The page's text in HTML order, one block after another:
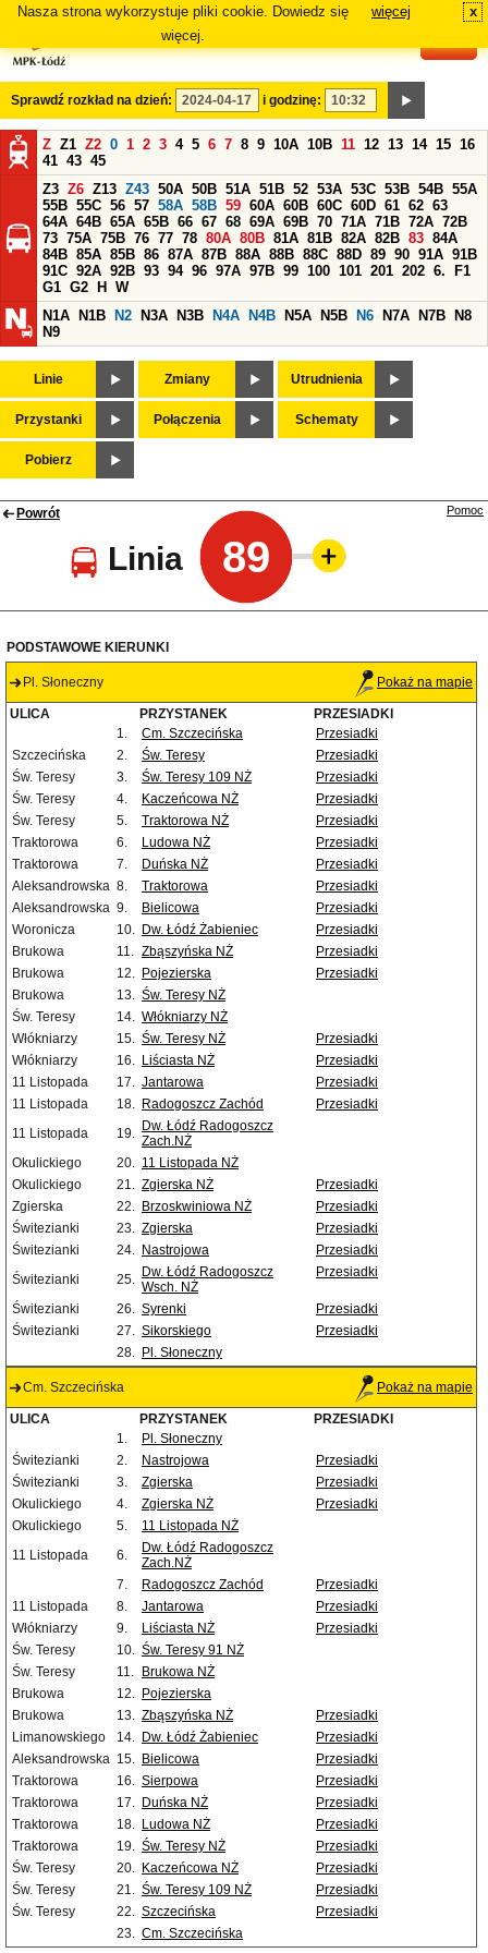
Nasza strona wykorzystuje pliki cookie. Dowiedz się
więcej.
więcej x
Sprawdź rozkład na dzień: i godzinę:
Z Z1 Z2 0 1 2 3 4 5 6 7 8 9 10A 10B 11 12 13 14 15 16
41 43 45
Z3 Z6 Z13 Z43 50A 50B 51A 51B 52 53A 53C 53B 54B 55A
55B 55C 56 57 58A 58B 59 60A 60B 60C 60D 61 62 63
64A 64B 65A 65B 66 67 68 69A 69B 70 71A 71B 72A 72B
73 75A 75B 76 77 78 80A 80B 81A 81B 82A 82B 83 84A
84B 85A 85B 86 87A 87B 88A 88B 88C 88D 89 90 91A 91B
91C 92A 92B 93 94 96 97A 97B 99 100 101 201 202 6.
F1
G1 G2 H
W
N1A
N1B N2 N3A N3B N4A N4B N5A N5B N6 N7A N7B
N8
N9
Linie Zmiany Utrudnienia
Przystanki Połączenia Schematy
Pobierz
Powrót
Linia 89
Pomoc
PODSTAWOWE KIERUNKI
Pl. Słoneczny Pokaż na mapie
ULICA PRZYSTANEK
PRZESIADKI
1.
Cm. Szczecińska
Przesiadki
Szczecińska
2. Św. Teresy
Przesiadki
Św. Teresy
3. Św. Teresy 109 NŻ
Przesiadki
Św. Teresy
4. Kaczeńcowa NŻ
Przesiadki
Św. Teresy
5. Traktorowa NŻ
Przesiadki
Traktorowa
6. Ludowa NŻ
Przesiadki
Traktorowa
7. Duńska NŻ
Przesiadki
Aleksandrowska 8. Traktorowa
Przesiadki
Aleksandrowska 9. Bielicowa
Przesiadki
Woronicza
10. Dw. Łódź Żabieniec
Przesiadki
Brukowa
11. Zbąszyńska NŻ
Przesiadki
Brukowa
12. Pojezierska
Przesiadki
Brukowa
13. Św. Teresy NŻ
Św. Teresy
14. Włókniarzy NŻ
Włókniarzy
15. Św. Teresy NŻ
Przesiadki
Włókniarzy
16. Liściasta NŻ
Przesiadki
11 Listopada
17. Jantarowa
Przesiadki
11 Listopada
18. Radogoszcz Zachód
Przesiadki
11 Listopada
19. Dw. Łódź Radogoszcz
Zach.NŻ
Okulickiego
20. 11 Listopada NŻ
Okulickiego
21. Zgierska NŻ
Przesiadki
Zgierska
22. Brzoskwiniowa NŻ
Przesiadki
Świtezianki
23. Zgierska
Przesiadki
Świtezianki
24. Nastrojowa
Przesiadki
Świtezianki
25. Dw. Łódź Radogoszcz
Wsch. NŻ
Przesiadki
Świtezianki 26. Syrenki
Przesiadki
Świtezianki
27. Sikorskiego
Przesiadki
28. Pl. Słoneczny
Cm. Szczecińska Pokaż na mapie
ULICA PRZYSTANEK
PRZESIADKI
1.
Pl. Słoneczny
Świtezianki
2. Nastrojowa
Przesiadki
Świtezianki
3. Zgierska
Przesiadki
Okulickiego
4. Zgierska NŻ
Przesiadki
Okulickiego
5.
11 Listopada NŻ
11 Listopada
6.
Dw. Łódź Radogoszcz
Zach.NŻ
7.
Radogoszcz Zachód
Przesiadki
11 Listopada
8. Jantarowa
Przesiadki
Włókniarzy
9. Liściasta NŻ
Przesiadki
Św. Teresy
10. Św. Teresy 91 NŻ
Św. Teresy
11.
Brukowa NŻ
Brukowa
12. Pojezierska
Brukowa
13. Zbąszyńska NŻ
Przesiadki
Limanowskiego
14. Dw. Łódź Żabieniec
Przesiadki
Aleksandrowska 15. Bielicowa
Przesiadki
Traktorowa
16. Sierpowa
Przesiadki
Traktorowa
17. Duńska NŻ
Przesiadki
Traktorowa
18. Ludowa NŻ
Przesiadki
Traktorowa
19. Św. Teresy NŻ
Przesiadki
Św. Teresy
20. Kaczeńcowa NŻ
Przesiadki
Św. Teresy
21. Św. Teresy 109 NŻ
Przesiadki
Św. Teresy
22. Szczecińska
Przesiadki
23. Cm. Szczecińska